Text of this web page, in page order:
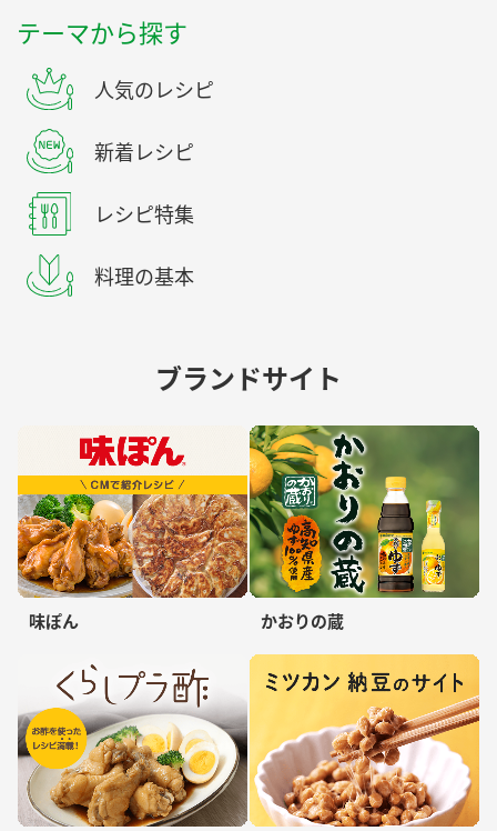
テーマから探す
人気のレシピ
新着レシピ
レシピ特集
料理の基本
ブランドサイト
味ぽん かおりの蔵